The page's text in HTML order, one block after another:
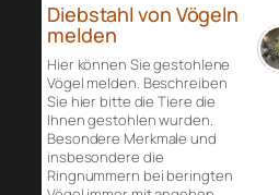
Diebstahl von Vögeln
melden
Hier können Sie gestohlene
Vögel melden. Beschreiben
Sie hier bitte die Tiere die
Ihnen gestohlen wurden.
Besondere Merkmale und
insbesondere die
Ringnummern bei beringten